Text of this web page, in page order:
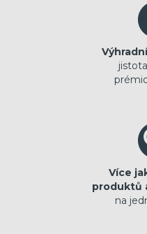
Více
produktů
na